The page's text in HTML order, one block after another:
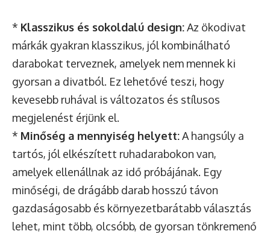
* Klasszikus és sokoldalú design:Az ökodivat
márkák gyakran klasszikus, jól kombinálható
darabokat terveznek, amelyek nem mennek ki
gyorsan a divatból. Ez lehetővé teszi, hogy
kevesebb ruhával is változatos és stílusos
megjelenést érjünk el.
* Minőség a mennyiség helyett:A hangsúly a
tartós, jól elkészített ruhadarabokon van,
amelyek ellenállnak az idő próbájának. Egy
minőségi, de drágább darab hosszú távon
gazdaságosabb és környezetbarátabb választás
lehet, mint több, olcsóbb, de gyorsan tönkremenő